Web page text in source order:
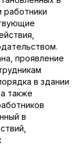
работники
проявление
в здании
также
в